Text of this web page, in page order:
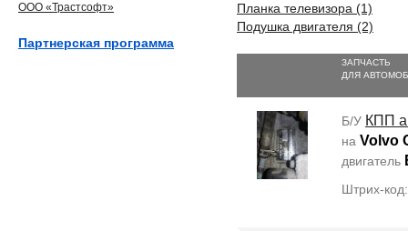
Планка телевизора (1)
Подушка двигателя (2)
ЗАПЧАСТЬ
ДЛЯ
Б/У КПП
на Volvo
двигатель
Штрих-
ООО «Трастсофт»
Партнерская программа